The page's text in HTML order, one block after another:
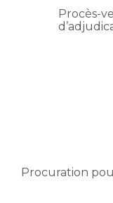
Procès-
Procuration